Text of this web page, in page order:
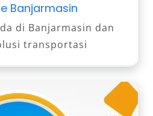
Banjarmasin
di Banjarmasin dan
transportasi